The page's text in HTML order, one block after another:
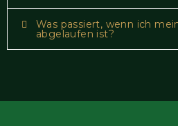
Was passiert, wenn ich
abgelaufen ist?